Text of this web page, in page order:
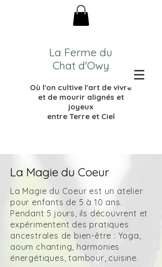
La Ferme du
Chat d'Owy
Où l'on cultive l'art de vivre
et de mourir alignés et
joyeux
entre Terre et Ciel
La Magie du Coeur
La Magie du Coeur est un atelier
pour enfants de 5 à 10 ans.
Pendant 5 jours, ils découvrent et
expérimentent des pratiques
ancestrales de bien-être : Yoga,
aoum chanting, harmonies
énergétiques, tambour, cuisine.